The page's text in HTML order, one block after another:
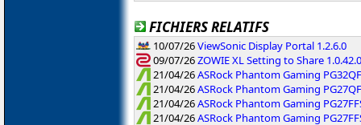
FICHIERS RELATIFS
10/07/26ViewSonic Display Portal 1.2.6.0
09/07/26ZOWIE XL Setting to Share 1.0.42.0
21/04/26ASRock Phantom Gaming
21/04/26ASRock Phantom Gaming
21/04/26ASRock Phantom Gaming
21/04/26ASRock Phantom Gaming